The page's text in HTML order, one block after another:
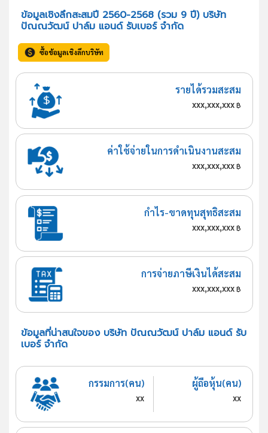
ข้อมูลเชิงลึกสะสมปี 2560-2568 (รวม 9 ปี) บริษัท
ปัณณวัฒน์ ปาล์ม แอนด์ รับเบอร์ จำกัด
ซื้อข้อมูลเชิงลึกบริษัท
รายได้รวมสะสม
xxx,xxx,xxx฿
ค่าใช้จ่ายในการดำเนินงานสะสม
xxx,xxx,xxx฿
กำไร-ขาดทุนสุทธิสะสม
xxx,xxx,xxx฿
การจ่ายภาษีเงินได้สะสม
xxx,xxx,xxx฿
ข้อมูลที่น่าสนใจของ บริษัท ปัณณวัฒน์ ปาล์ม แอนด์ รับ
เบอร์ จำกัด
กรรมการ(คน)
xx
ผู้ถือหุ้น(คน)
xx